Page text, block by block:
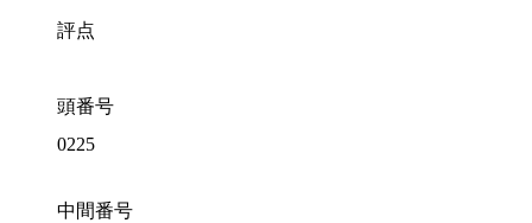
評点
頭番号
0225
中間番号